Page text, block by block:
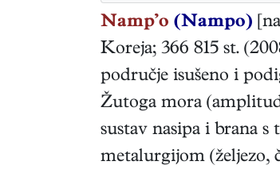
Namp’o (Nampo)
Koreja; 366 815 st.
područje isušeno i
Žutoga mora
sustav nasipa i brana
metalurgijom (željezo,